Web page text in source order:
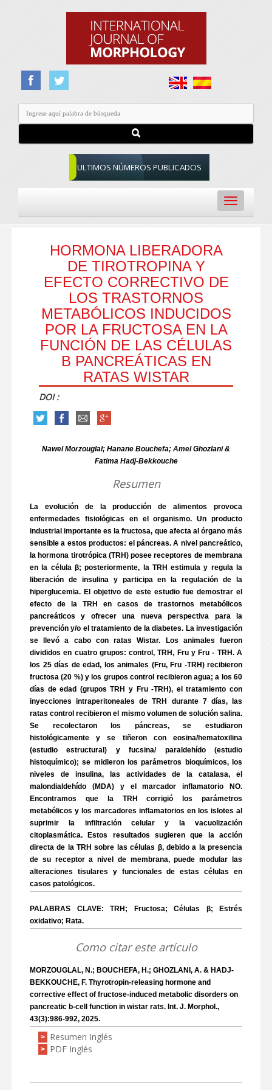
ULTIMOS NÚMEROS PUBLICADOS
Toggle
navigation
HORMONA LIBERADORA
DE TIROTROPINA Y
EFECTO CORRECTIVO DE
LOS TRASTORNOS
METABÓLICOS INDUCIDOS
POR LA FRUCTOSA EN LA
FUNCIÓN DE LAS CÉLULAS
Β PANCREÁTICAS EN
RATAS WISTAR
DOI :
Nawel Morzouglal; Hanane Bouchefa; Amel Ghozlani &
Fatima Hadj-Bekkouche
Resumen
La evolución de la producción de alimentos provoca
enfermedades fisiológicas en el organismo. Un producto
industrial importante es la fructosa, que afecta al órgano más
sensible a estos productos: el páncreas. A nivel pancreático,
la hormona tirotrópica (TRH) posee receptores de membrana
en la célula β; posteriormente, la TRH estimula y regula la
liberación de insulina y participa en la regulación de la
hiperglucemia. El objetivo de este estudio fue demostrar el
efecto de la TRH en casos de trastornos metabólicos
pancreáticos y ofrecer una nueva perspectiva para la
prevención y/o el tratamiento de la diabetes. La investigación
se llevó a cabo con ratas Wistar. Los animales fueron
divididos en cuatro grupos: control, TRH, Fru y Fru - TRH. A
los 25 días de edad, los animales (Fru, Fru -TRH) recibieron
fructosa (20 %) y los grupos control recibieron agua; a los 60
días de edad (grupos TRH y Fru -TRH), el tratamiento con
inyecciones intraperitoneales de TRH durante 7 días, las
ratas control recibieron el mismo volumen de solución salina.
Se recolectaron los páncreas, se estudiaron
histológicamente y se tiñeron con eosina/hematoxilina
(estudio estructural) y fucsina/ paraldehído (estudio
histoquímico); se midieron los parámetros bioquímicos, los
niveles de insulina, las actividades de la catalasa, el
malondialdehído (MDA) y el marcador inflamatorio NO.
Encontramos que la TRH corrigió los parámetros
metabólicos y los marcadores inflamatorios en los islotes al
suprimir la infiltración celular y la vacuolización
citoplasmática. Estos resultados sugieren que la acción
directa de la TRH sobre las células β, debido a la presencia
de su receptor a nivel de membrana, puede modular las
alteraciones tisulares y funcionales de estas células en
casos patológicos.
PALABRAS CLAVE: TRH; Fructosa; Células β; Estrés
oxidativo; Rata.
Como citar este artículo
MORZOUGLAL, N.; BOUCHEFA, H.; GHOZLANI, A. & HADJ-
BEKKOUCHE, F. Thyrotropin-releasing hormone and
corrective effect of fructose-induced metabolic disorders on
pancreatic b-cell function in wistar rats. Int. J. Morphol.,
43(3):986-992, 2025.
> Resumen Inglés
> PDF Inglés